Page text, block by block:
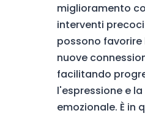
miglioramento
interventi
possono favorire
nuove
facilitando
l'espressione e
emozionale. È in